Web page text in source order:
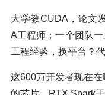
大学教CUDA，论文
A工程师；一个团队
工程经验，换平台？
这600万开发者现在